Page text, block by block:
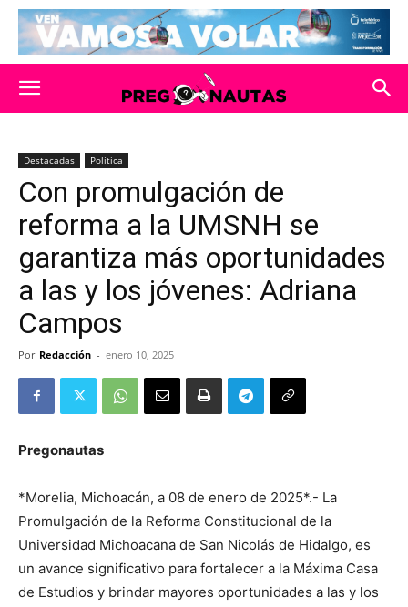
Destacadas Política
Con promulgación de
reforma a la UMSNH se
garantiza más oportunidades
a las y los jóvenes: Adriana
Campos
Por Redacción - enero 10, 2025
Pregonautas
*Morelia, Michoacán, a 08 de enero de 2025*.- La
Promulgación de la Reforma Constitucional de la
Universidad Michoacana de San Nicolás de Hidalgo, es
un avance significativo para fortalecer a la Máxima Casa
de Estudios y brindar mayores oportunidades a las y los